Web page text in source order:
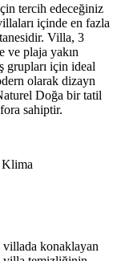
tercih edeceğiniz
içinde en fazla
Villa, 3
ve plaja yakın
grupları için ideal
olarak dizayn
Doğa bir tatil
sahiptir.
Klima
konaklayan